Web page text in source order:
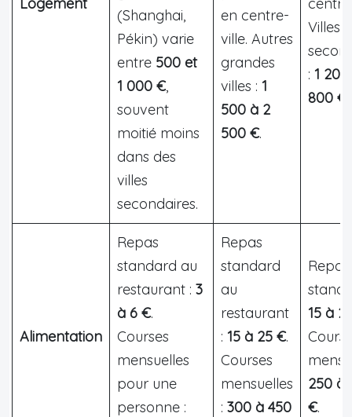
(Shanghai,
Pékin) varie
entre 500 et
1 000 €,
souvent
moitié moins
dans des
villes
secondaires.
en centre-
ville. Autres
grandes
villes : 1
500 à 2
500 €.
Villes
: 1 200
800 €
Alimentation
Repas
standard au
restaurant : 3
à 6 €.
Courses
mensuelles
pour une
personne :
Repas
standard
au
restaurant
: 15 à 25 €.
Courses
mensuelles
: 300 à 450
Repas
15 à
250 à
€.